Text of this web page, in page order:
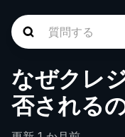
なぜクレ
否される